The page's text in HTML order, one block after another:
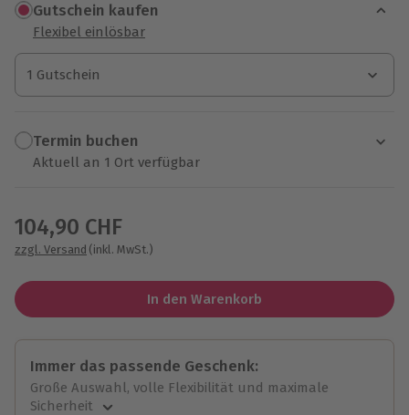
Gutschein kaufen
Flexibel einlösbar
1 Gutschein
1 Gutschein
1 Gutschein
Termin buchen
Aktuell an 1 Ort verfügbar
104,90 CHF
zzgl. Versand (inkl. MwSt.)
In den Warenkorb
Immer das passende Geschenk:
Große Auswahl, volle Flexibilität und maximale
Sicherheit